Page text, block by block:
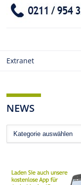
Extranet
NEWS
News